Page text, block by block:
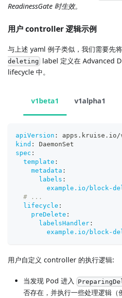
ReadinessGate 时生效。
用户 controller 逻辑示例
与上述 yaml 例子类似，我们需要先将
deleting label 定义在 Advanced
lifecycle 中。
v1beta1 v1alpha1
apiVersion :
apps.kruise.io/
kind :
DaemonSet
spec :
template :
metadata :
labels :
example.io/block-
# ...
lifecycle :
preDelete :
labelsHandler :
example.io/block-
用户自定义 controller 的执行逻辑:
当发现 Pod 进入
否存在，并执行一些处理逻辑（